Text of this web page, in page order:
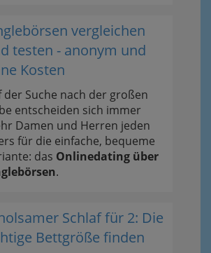
vergleichen
testen - anonym und
Kosten
der Suche nach der großen
entscheiden sich immer
Damen und Herren jeden
für die einfache, bequeme
das Onlinedating über
.
Schlaf für 2: Die
Bettgröße finden